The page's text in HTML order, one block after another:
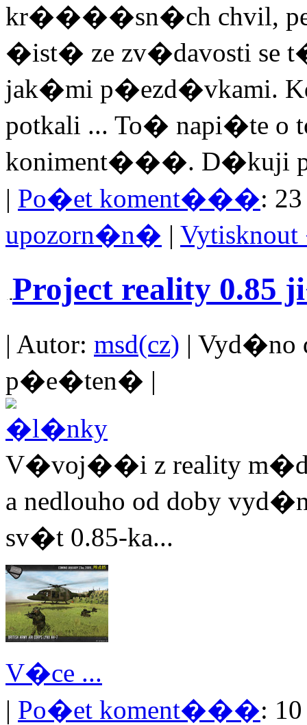
kr����sn�ch chvil,
�ist� ze zv�davosti se
jak�mi p�ezd�vkami.
potkali ... To� napi�te o
koniment���. D�kuji
| Po�et koment���:
upozorn�n� |
Project reality
| Autor: msd(cz) | Vyd�no
p�e�ten� |
V�voj��i z reality
a nedlouho od doby
sv�t 0.85-ka...
V�ce ...
| Po�et koment���: